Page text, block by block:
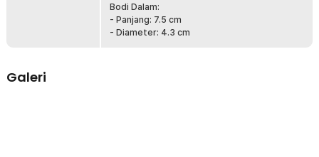
Ringan dan compact, penghilang serat kain ini mudah dibawa ke
Bodi Dalam:
- Panjang: 7.5 cm
- Diameter: 4.3 cm
Galeri